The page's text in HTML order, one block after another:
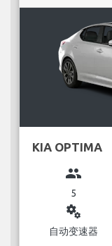
KIA OPTIMA
group
5
miscellaneous_services
自动变速器